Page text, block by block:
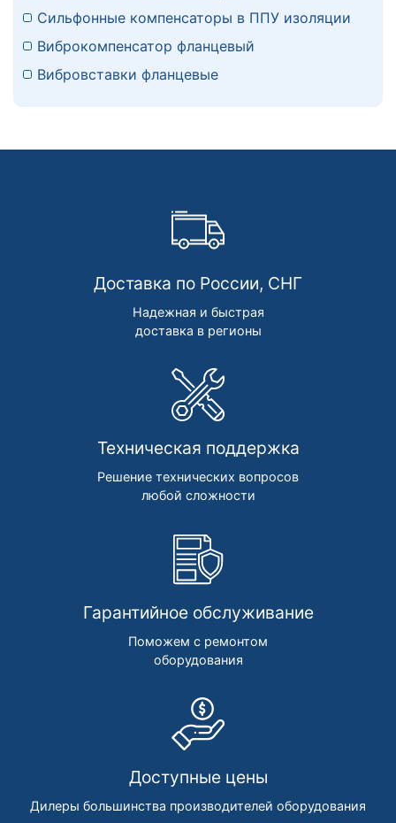
Сильфонные компенсаторы в ППУ изоляции
Виброкомпенсатор фланцевый
Вибровставки фланцевые
Доставка по России, СНГ
Надежная и быстрая
доставка в регионы
Техническая поддержка
Решение технических вопросов
любой сложности
Гарантийное обслуживание
Поможем с ремонтом
оборудования
Доступные цены
Дилеры большинства производителей оборудования